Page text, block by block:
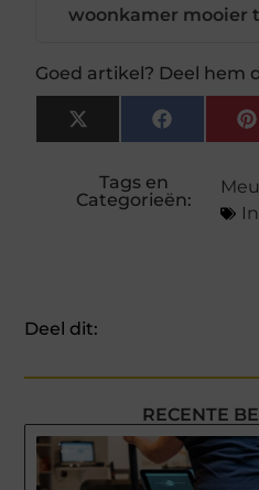
woonkamer mooier
Goed artikel? Deel hem
X
(Twitter)
Facebook
Tags en
Categorieën:
Deel dit:
RECENTE